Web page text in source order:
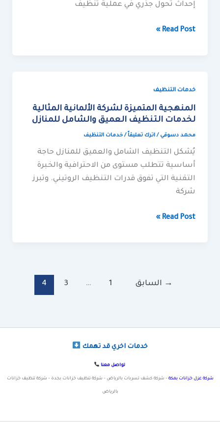
إحداث تحول جذري في عملية تنظيف
Read Post »
خدمات التنظيف
المنهجية المتميزة لشركة الألمانية المثالية
لخدمات التنظيف العميق والشامل للمنازل
محمد دسوقي /اترك تعليقاً /خدمات التنظيف
يُشكل التنظيف الشامل والعميق للمنازل حاجة
أساسية تتطلب مستوى من الاحترافية والخبرة
التقنية التي تفوق قدرات التنظيف الروتيني. وتبرز
شركة
المنهجية
المتميزة
لشركة
لخدمات
التنظيف
العميق
والشامل
Read Post »
→ السابق 1
…
3
4
خدمات اخري قد تهمك
تواصل معنا
شركة عزل خزانات بمكة – شركة كشف تسربات بالرياض – شركة تنظيف خزانات بجدة – شركة تنظيف خزانات
بالرياض